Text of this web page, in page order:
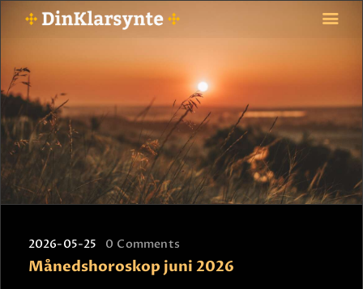
FORSIDE
ASTROLOGI
STJERNETEGN
TAROTKORT
KLARSYNTE
BETALING
VIPPS
2026-05-25 0 Comments
Månedshoroskop juni 2026